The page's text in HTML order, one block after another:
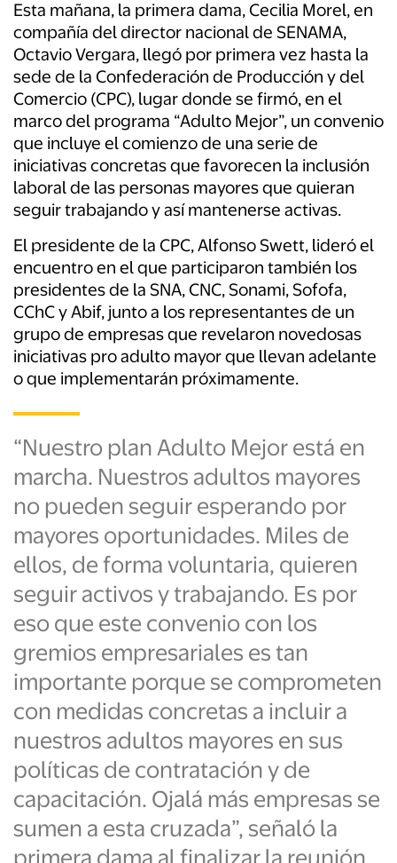
Esta mañana, la primera dama, Cecilia Morel, en
compañía del director nacional de SENAMA,
Octavio Vergara, llegó por primera vez hasta la
sede de la Confederación de Producción y del
Comercio (CPC), lugar donde se firmó, en el
marco del programa “Adulto Mejor”, un convenio
que incluye el comienzo de una serie de
iniciativas concretas que favorecen la inclusión
laboral de las personas mayores que quieran
seguir trabajando y así mantenerse activas.
El presidente de la CPC, Alfonso Swett, lideró el
encuentro en el que participaron también los
presidentes de la SNA, CNC, Sonami, Sofofa,
CChC y Abif, junto a los representantes de un
grupo de empresas que revelaron novedosas
iniciativas pro adulto mayor que llevan adelante
o que implementarán próximamente.
“Nuestro plan Adulto Mejor está en
marcha. Nuestros adultos mayores
no pueden seguir esperando por
mayores oportunidades. Miles de
ellos, de forma voluntaria, quieren
seguir activos y trabajando. Es por
eso que este convenio con los
gremios empresariales es tan
importante porque se comprometen
con medidas concretas a incluir a
nuestros adultos mayores en sus
políticas de contratación y de
capacitación. Ojalá más empresas se
sumen a esta cruzada”, señaló la